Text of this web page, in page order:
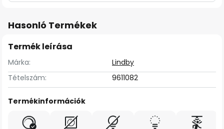
Hasonló Termékek
Termék leírása
Márka:
Lindby
Tételszám:
9611082
Termékinformációk